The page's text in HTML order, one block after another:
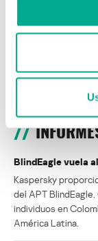
la Copa Mundial
BlindEagle vuela
Kaspersky
del APT
individuos en
América Latina.